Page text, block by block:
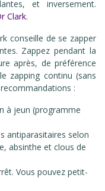
et inversement.
Clark.
conseille de se zapper
Zappez pendant la
après, de préférence
zapping continu (sans
:
à jeun (programme
antiparasitaires selon
absinthe et clous de
Vous pouvez petit-